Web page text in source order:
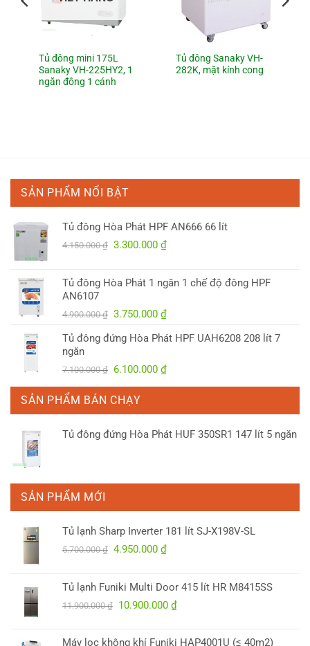
Tủ đông mini 175L
Sanaky VH-225HY2, 1
ngăn đông 1 cánh
Tủ đông Sanaky VH-
282K, mặt kính cong
SẢN PHẨM NỔI BẬT
Tủ đông Hòa Phát HPF AN666 66 lít
4.150.000₫ Giá
4.150.000 ₫.
3.300.000 ₫Giá
là:
Tủ đông Hòa Phát 1 ngăn 1 chế độ đông HPF
AN6107
4.900.000₫ Giá
là:
3.750.000 ₫Giá
tại
3.750.000 ₫.
Tủ đông đứng Hòa Phát HPF UAH6208 208 lít 7
ngăn
7.100.000₫ Giá
là:
7.100.000 ₫.
6.100.000 ₫Giá
là:
SẢN PHẨM BÁN CHẠY
Tủ đông đứng Hòa Phát HUF 350SR1 147 lít 5 ngăn
SẢN PHẨM MỚI
Tủ lạnh Sharp Inverter 181 lít SJ-X198V-SL
5.700.000₫ Giá
5.700.000 ₫.
4.950.000 ₫Giá
là:
4.950.000 ₫.
Tủ lạnh Funiki Multi Door 415 lít HR M8415SS
11.900.000₫ Giá
10.900.000 ₫Giá
Máy lọc không khí Funiki HAP4001U (≤ 40m2)